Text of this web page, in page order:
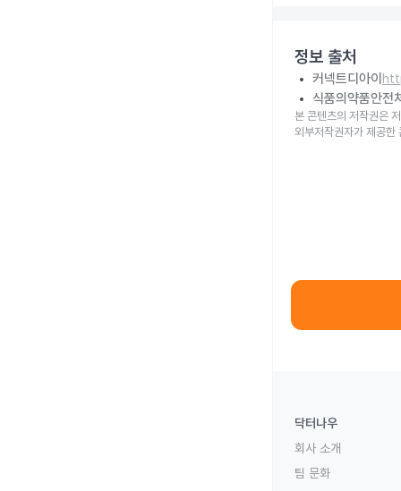
정보 출처
커넥트디아이
식품의약품안전
본 콘텐츠의 저작권은
외부저작권자가 제공한
닥터나우
회사 소개
팀 문화